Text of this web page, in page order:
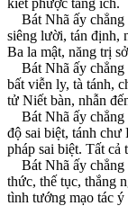
Bát Nhã ấy chẳng
siêng lười, tán định,
Ba la mật, năng trị
Bát Nhã ấy chẳng
bất viễn ly, tà tánh,
tử Niết bàn, nhẫn
Bát Nhã ấy chẳng
độ sai biệt, tánh chư
pháp sai biệt. Tất cả
Bát Nhã ấy chẳng
thức, thế tục, thắng
tình tướng mạo tác ý